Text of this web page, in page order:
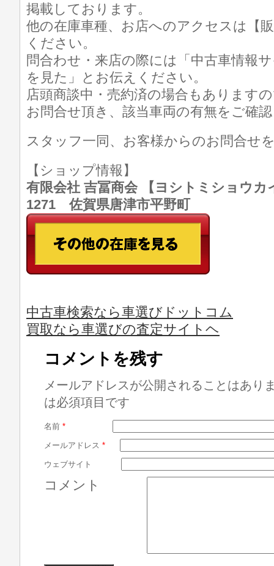
掲載しております。
他の在庫車種、お店へのアクセスは【
ください。
問合わせ・来店の際には「中古車情報
を見た」とお伝えください。
店頭商談中・売約済の場合もあります
お問合せ頂き、該当車両の有無をご確
スタッフ一同、お客様からのお問合せ
【ショップ情報】
有限会社 吉冨商会 【ヨシトミショウ
1271 佐賀県唐津市平野町
中古車検索なら車選びドットコム
買取なら車選びの査定サイトヘ
コメントを残す
メールアドレスが公開されることはあり
は必須項目です
名前 *
メールアドレス *
ウェブサイト
コメント